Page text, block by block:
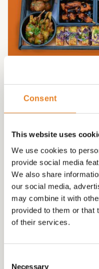
Consent
This website uses
We use cookies to
provide social media
We also share
our social media,
may combine it with
provided to them or that
of their services.
Necessary
€